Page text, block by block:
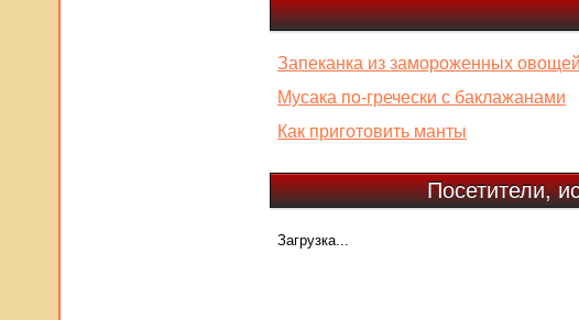
Запеканка из замороженных
Мусака по-гречески с баклажанами
Как приготовить манты
Посетители,
Загрузка...